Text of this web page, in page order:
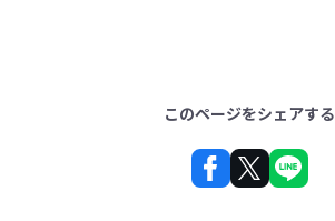
このページをシェアする